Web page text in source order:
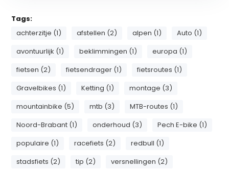
Tags:
achterzitje (1)
afstellen (2) alpen (1)
Auto (1)
avontuurlijk (1)
beklimmingen (1)
europa (1)
fietsen (2)
fietsendrager (1)
fietsroutes (1)
Gravelbikes (1)
Ketting (1)
montage (3)
mountainbike (5)
mtb (3)
MTB-routes (1)
Noord-Brabant (1)
onderhoud (3)
Pech E-bike (1)
populaire (1)
racefiets (2)
redbull (1)
stadsfiets (2)
tip (2) versnellingen (2)